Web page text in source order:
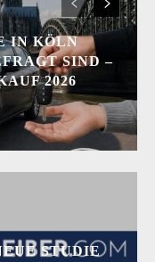
IN KÖLN
SIND –
2026
STUDIE